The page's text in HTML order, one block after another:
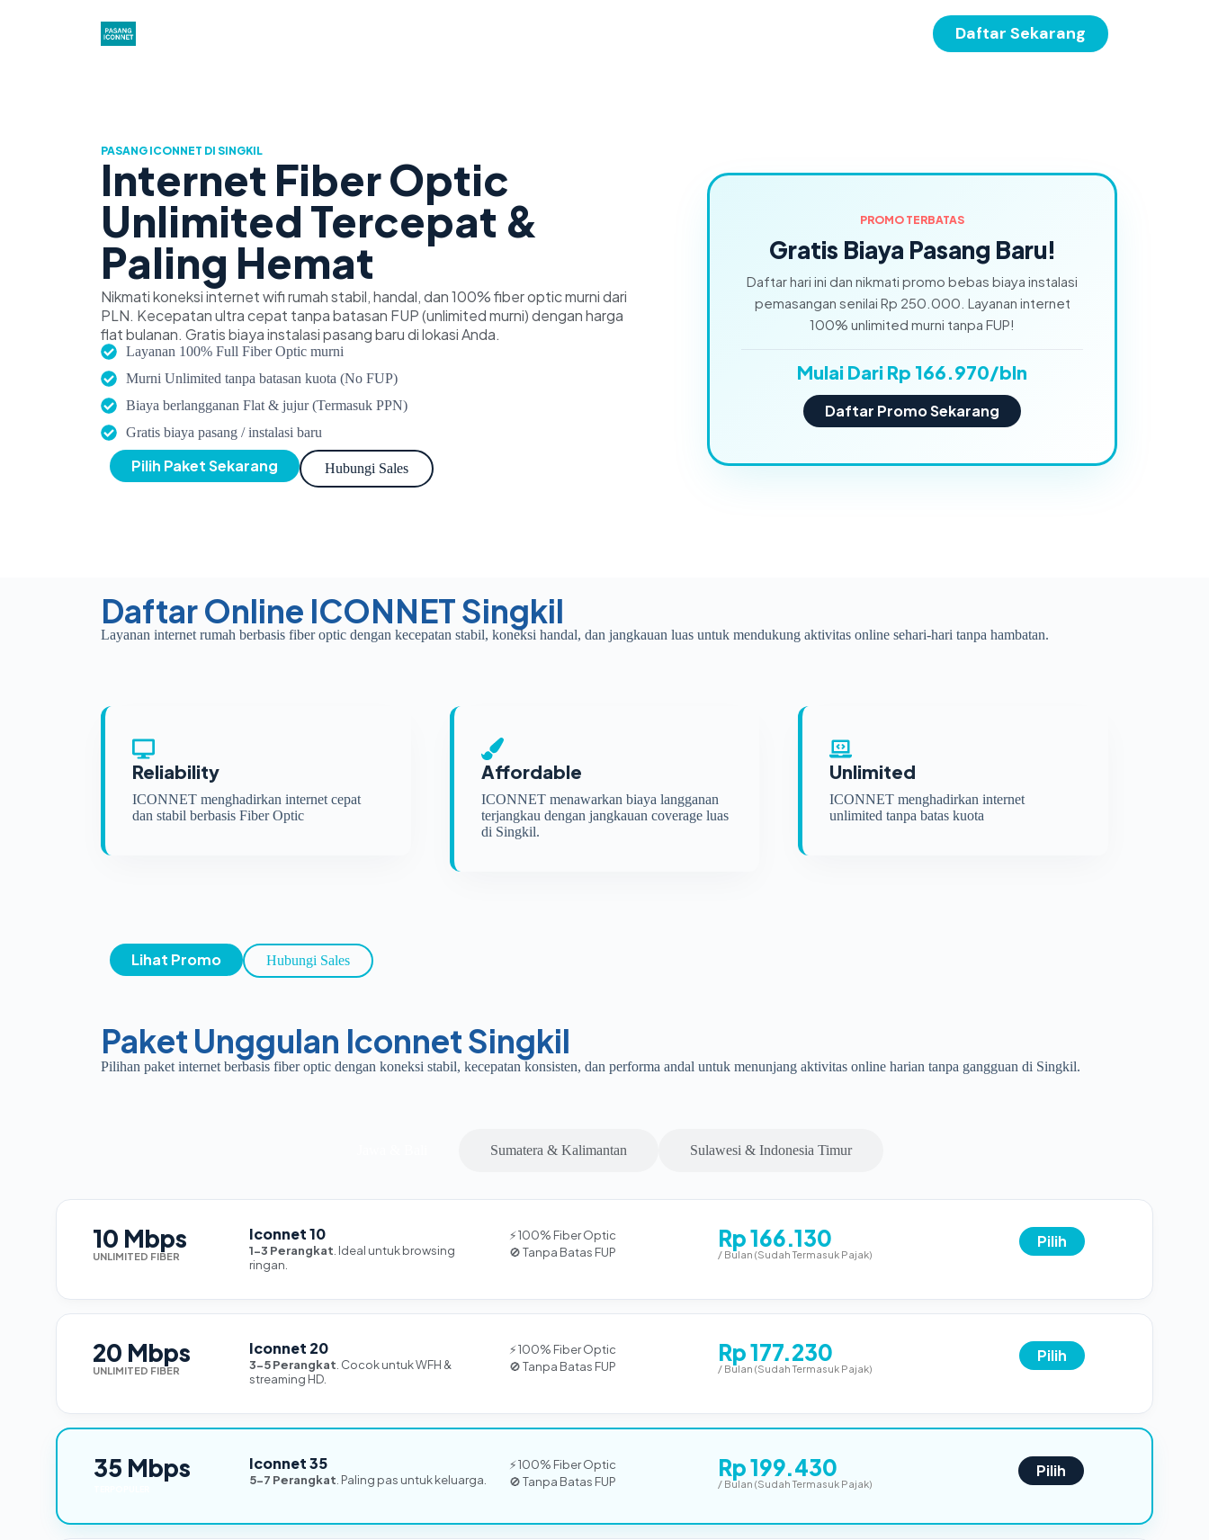
Daftar Sekarang
PASANG ICONNET DI SINGKIL
Internet Fiber Optic
Unlimited Tercepat &
Paling Hemat
Nikmati koneksi internet wifi rumah stabil, handal, dan 100% fiber optic murni dari
PLN. Kecepatan ultra cepat tanpa batasan FUP (unlimited murni) dengan harga
flat bulanan. Gratis biaya instalasi pasang baru di lokasi Anda.
Layanan 100% Full Fiber Optic murni
Murni Unlimited tanpa batasan kuota (No FUP)
Biaya berlangganan Flat & jujur (Termasuk PPN)
Gratis biaya pasang / instalasi baru
Pilih Paket Sekarang Hubungi Sales
PROMO TERBATAS
Gratis Biaya Pasang Baru!
Daftar hari ini dan nikmati promo bebas biaya instalasi
pemasangan senilai Rp 250.000. Layanan internet
100% unlimited murni tanpa FUP!
Mulai Dari Rp 166.970/bln
Daftar Promo Sekarang
Daftar Online ICONNET Singkil
Layanan internet rumah berbasis fiber optic dengan kecepatan stabil, koneksi handal, dan jangkauan luas untuk mendukung aktivitas online sehari-hari tanpa hambatan.
Reliability
ICONNET menghadirkan internet cepat
dan stabil berbasis Fiber Optic
Affordable
ICONNET menawarkan biaya langganan
terjangkau dengan jangkauan coverage luas
di Singkil.
Unlimited
ICONNET menghadirkan internet
unlimited tanpa batas kuota
Lihat Promo Hubungi Sales
Paket Unggulan Iconnet Singkil
Pilihan paket internet berbasis fiber optic dengan koneksi stabil, kecepatan konsisten, dan performa andal untuk menunjang aktivitas online harian tanpa gangguan di Singkil.
Sumatera & Kalimantan Sulawesi & Indonesia Timur
10 Mbps
UNLIMITED FIBER
Iconnet 10
1-3 Perangkat . Ideal untuk browsing
ringan.
⚡ 100% Fiber Optic
🚫 Tanpa Batas FUP
Rp 166.130
/ Bulan (Sudah Termasuk Pajak)
Pilih
20 Mbps
UNLIMITED FIBER
Iconnet 20
3-5 Perangkat . Cocok untuk WFH &
streaming HD.
⚡ 100% Fiber Optic
🚫 Tanpa Batas FUP
Rp 177.230
/ Bulan (Sudah Termasuk Pajak)
Pilih
35 Mbps Iconnet 35
5-7 Perangkat . Paling pas untuk keluarga.
⚡ 100% Fiber Optic
🚫 Tanpa Batas FUP
Rp 199.430
/ Bulan (Sudah Termasuk Pajak)
Pilih